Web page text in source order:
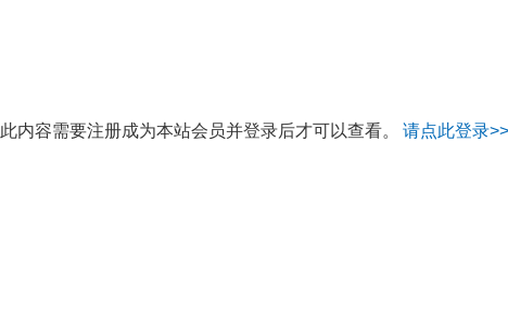
此内容需要注册成为本站会员并登录后才可以查看。 请点此登录>>